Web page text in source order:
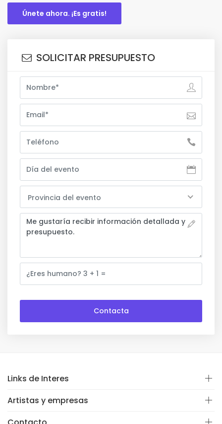
Únete ahora. ¡Es gratis!
SOLICITAR PRESUPUESTO
Provincia del evento
Links de Interes
Artistas y empresas